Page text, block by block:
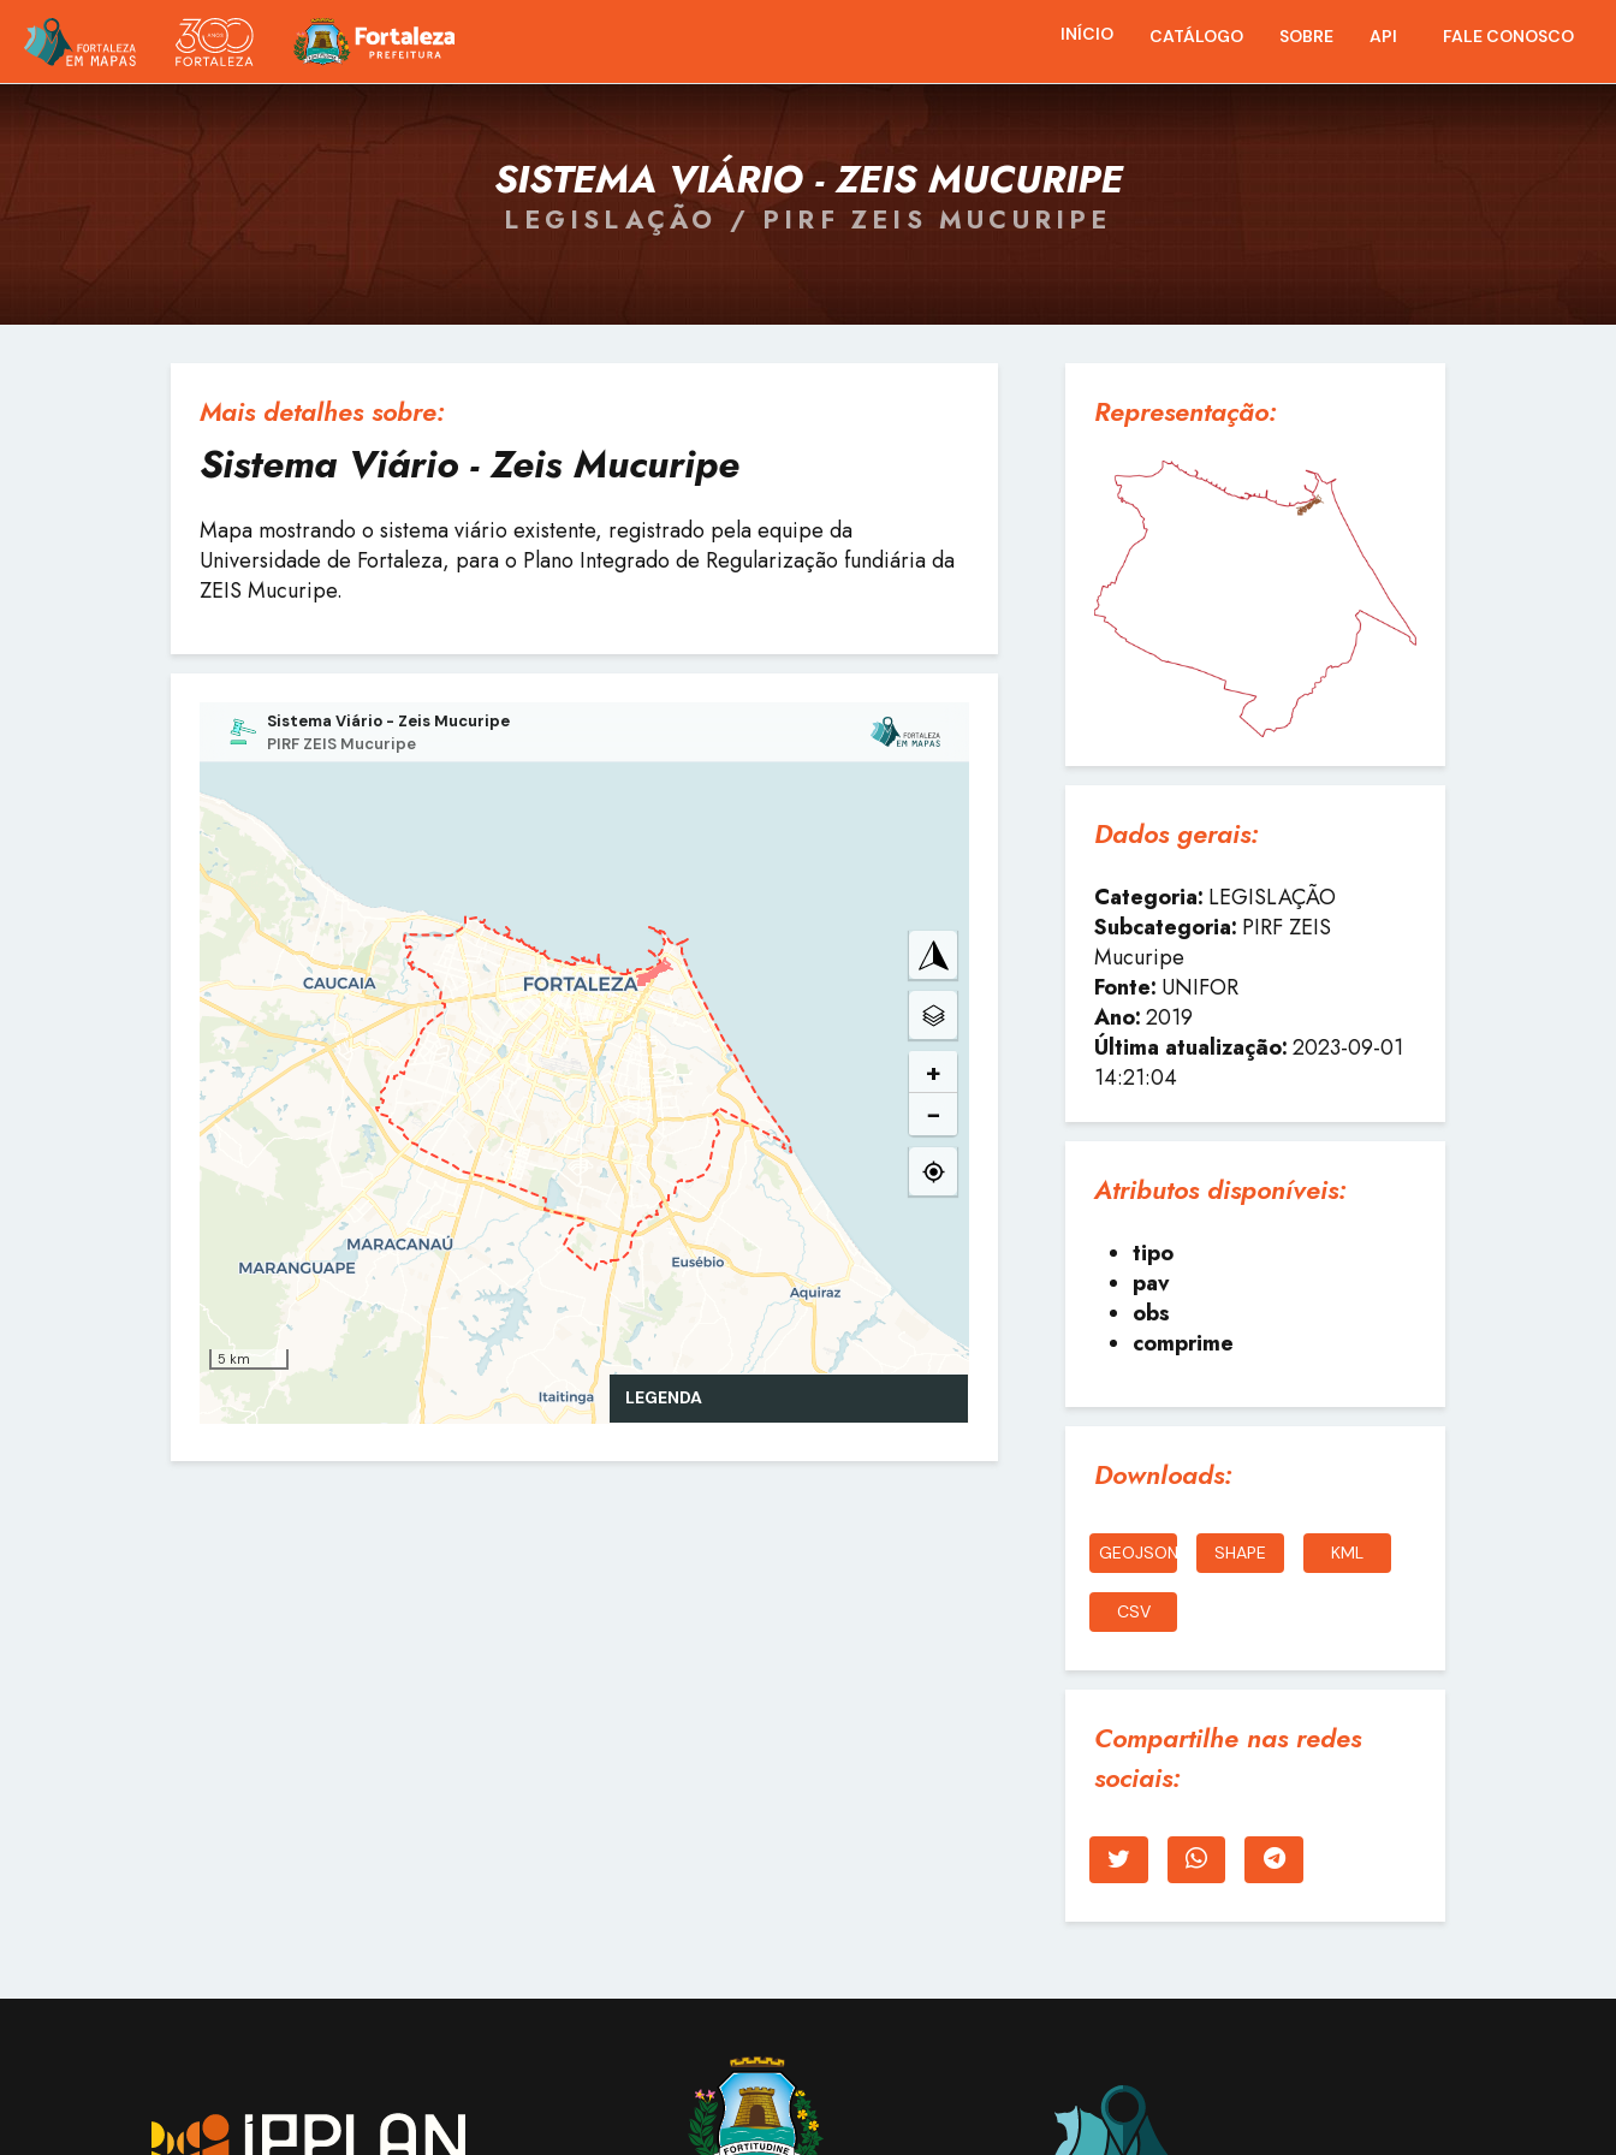
INÍCIO CATÁLOGO SOBRE API FALE CONOSCO
SISTEMA VIÁRIO - ZEIS MUCURIPE
LEGISLAÇÃO / PIRF ZEIS MUCURIPE
Mais detalhes sobre:
Sistema Viário - Zeis Mucuripe
Mapa mostrando o sistema viário existente, registrado pela equipe da
Universidade de Fortaleza, para o Plano Integrado de Regularização fundiária da
ZEIS Mucuripe.
Representação:
Dados gerais:
Categoria: LEGISLAÇÃO
Subcategoria: PIRF ZEIS
Mucuripe
Fonte: UNIFOR
Ano:2019
Última atualização:2023-09-01
14:21:04
Atributos disponíveis:
tipo
pav
obs
comprime
Downloads:
GEOJSON SHAPE KML
CSV
Compartilhe nas redes
sociais: